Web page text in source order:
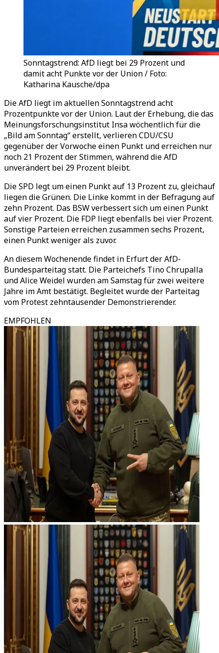
Sonntagstrend: AfD liegt bei 29 Prozent und
damit acht Punkte vor der Union / Foto:
Katharina Kausche/dpa
Die AfD liegt im aktuellen Sonntagstrend acht
Prozentpunkte vor der Union. Laut der Erhebung, die das
Meinungsforschungsinstitut Insa wöchentlich für die
„Bild am Sonntag“ erstellt, verlieren CDU/CSU
gegenüber der Vorwoche einen Punkt und erreichen nur
noch 21 Prozent der Stimmen, während die AfD
unverändert bei 29 Prozent bleibt.
Die SPD legt um einen Punkt auf 13 Prozent zu, gleichauf
liegen die Grünen. Die Linke kommt in der Befragung auf
zehn Prozent. Das BSW verbessert sich um einen Punkt
auf vier Prozent. Die FDP liegt ebenfalls bei vier Prozent.
Sonstige Parteien erreichen zusammen sechs Prozent,
einen Punkt weniger als zuvor.
An diesem Wochenende findet in Erfurt der AfD-
Bundesparteitag statt. Die Parteichefs Tino Chrupalla
und Alice Weidel wurden am Samstag für zwei weitere
Jahre im Amt bestätigt. Begleitet wurde der Parteitag
vom Protest zehntausender Demonstrierender.
EMPFOHLEN